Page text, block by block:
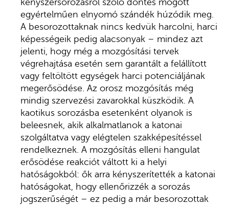
kényszersorozásról szóló döntés mögött
egyértelműen elnyomó szándék húzódik meg.
A besorozottaknak nincs kedvük harcolni, harci
képességeik pedig alacsonyak – mindez azt
jelenti, hogy még a mozgósítási tervek
végrehajtása esetén sem garantált a felállított
vagy feltöltött egységek harci potenciáljának
megerősödése. Az orosz mozgósítás még
mindig szervezési zavarokkal küszködik. A
kaotikus sorozásba esetenként olyanok is
beleesnek, akik alkalmatlanok a katonai
szolgáltatva vagy elégtelen szakképesítéssel
rendelkeznek. A mozgósítás elleni hangulat
erősödése reakciót váltott ki a helyi
hatóságokból: ők arra kényszerítették a katonai
hatóságokat, hogy ellenőrizzék a sorozás
jogszerűségét – ez pedig a már besorozottak